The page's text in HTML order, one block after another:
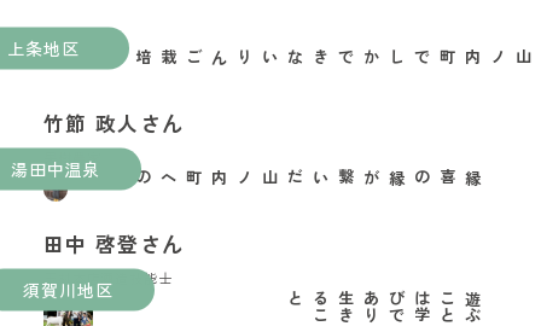
上条地区
山ノ内町でしかできないりんご栽培がある
竹節 政人さん
果樹農家
湯田中温泉
縁喜の縁が繋いだ山ノ内町への移住
田中 啓登さん
玉村本店酒造技能士
須賀川地区
遊
ぶ
こ
と
は
学
び
で
あ
り
生
き
る
こ
と